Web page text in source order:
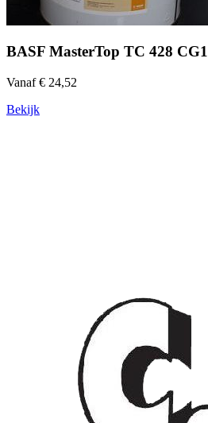
BASF MasterTop TC 428 CG1
Vanaf € 24,52
Bekijk